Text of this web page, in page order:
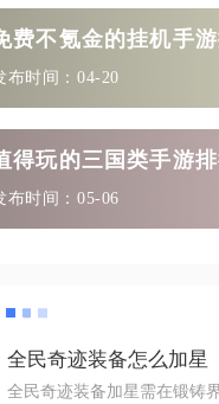
费不氪金的挂机手
布时间：04-20
得玩的三国类手游
布时间：05-06
全民奇迹装备怎么加星